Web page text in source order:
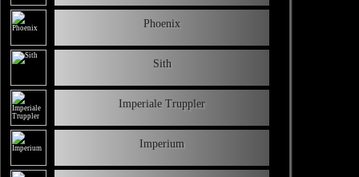
Phoenix
Sith
Imperiale Truppler
Imperium